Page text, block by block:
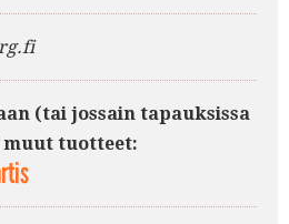
(tai jossain tapauksissa
muut tuotteet: